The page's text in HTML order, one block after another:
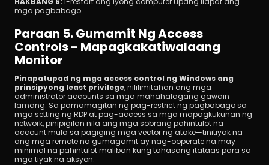
mga pagbabago.
Paraan 5. Gumamit Ng Access
Controls - Mapagkakatiwalaang
Monitor
Pinapatupad ng mga access control ng Windows ang
prinsipyong least privilege, nililimitahan ang mga
administrator accounts sa mga mahahalagang gawain
lamang. Sa pamamagitan ng pag-restrict ng pagbabago sa
mga setting ng RDP at pag-access sa mga mapagkukunan ng
network, pinipigilan nila ang mga sobrang pahintulot na
account mula sa pagiging mga vector ng atake—tinitiyak na
ang mga remote na gumagamit ay nag-ooperate na may
minimal na pahintulot maliban kung tahasang itataas para sa
mga tiyak na aksyon.